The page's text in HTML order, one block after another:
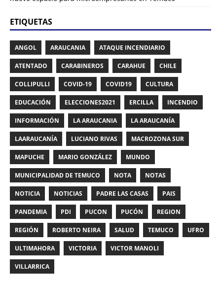
ETIQUETAS
ANGOL ARAUCANIA ATAQUE INCENDIARIO
ATENTADO CARABINEROS CARAHUE CHILE
COLLIPULLI COVID-19 COVID19 CULTURA
EDUCACIÓN ELECCIONES2021 ERCILLA INCENDIO
INFORMACIÓN LA ARAUCANIA LA ARAUCANÍA
LAARAUCANÍA LUCIANO RIVAS MACROZONA SUR
MAPUCHE MARIO GONZÁLEZ MUNDO
MUNICIPALIDAD DE TEMUCO NOTA NOTAS
NOTICIA NOTICIAS PADRE LAS CASAS PAIS
PANDEMIA PDI PUCON PUCÓN REGION
REGIÓN ROBERTO NEIRA SALUD TEMUCO UFRO
ULTIMAHORA VICTORIA VICTOR MANOLI
VILLARRICA